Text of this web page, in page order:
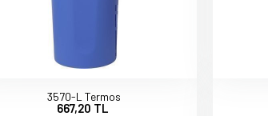
3570-L Termos
667,20 TL